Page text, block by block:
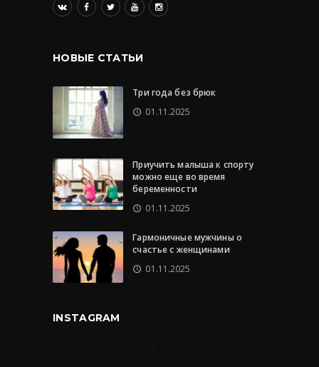
НОВЫЕ СТАТЬИ
Три года без брюк
01.11.2025
Приучить малыша к спорту
можно еще во время
беременности
01.11.2025
Гармоничные мужчины о
счастье с женщинами
01.11.2025
INSTAGRAM